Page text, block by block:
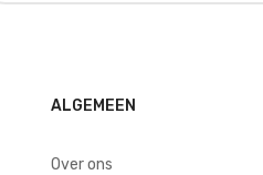
ALGEMEEN
Over ons